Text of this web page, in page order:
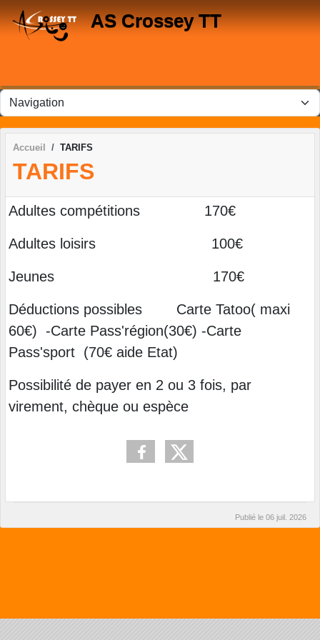
AS Crossey TT
Accueil TARIFS
TARIFS
Adultes compétitions 170€
Adultes loisirs 100€
Jeunes 170€
Déductions possibles Carte Tatoo( maxi
60€) -Carte Pass'région(30€) -Carte
Pass'sport (70€ aide Etat)
Possibilité de payer en 2 ou 3 fois, par
virement, chèque ou espèce
Publié le 06 juil. 2026
Panneau de gestion des cookies